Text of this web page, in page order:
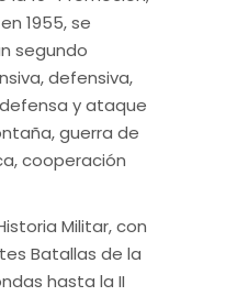
1955, se
segundo
defensiva,
y ataque
guerra de
cooperación
Militar, con
Batallas de la
hasta la II